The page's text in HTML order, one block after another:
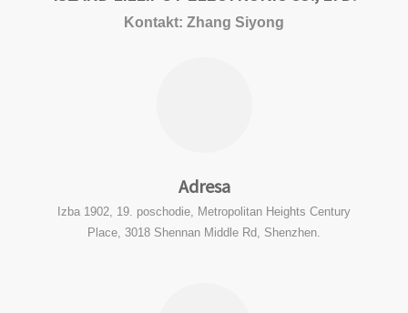
Kontakt: Zhang Siyong
Adresa
Izba 1902, 19. poschodie, Metropolitan Heights Century
Place, 3018 Shennan Middle Rd, Shenzhen.